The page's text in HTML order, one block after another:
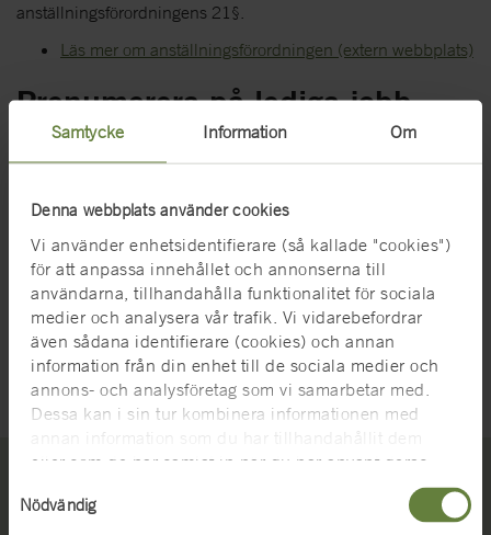
Samtycke Information Om
Denna webbplats använder cookies
Vi använder enhetsidentifierare (så kallade "cookies")
för att anpassa innehållet och annonserna till
användarna, tillhandahålla funktionalitet för sociala
medier och analysera vår trafik. Vi vidarebefordrar
även sådana identifierare (cookies) och annan
information från din enhet till de sociala medier och
annons- och analysföretag som vi samarbetar med.
Dessa kan i sin tur kombinera informationen med
annan information som du har tillhandahållit dem
eller som de har samlat in när du har använt deras
Nödvändig
anställningsförordningens 21§.
Läs mer om anställningsförordningen (extern webbplats)
Prenumerera på lediga jobb
Är du intresserad av att jobba vid SMMTF har du möjlighet att
prenumerera på e-post-utskick av lediga jobb. Tyvärr har
jobbansökningar och CV som kommer via e-post eller i
pappersformat.
Senast uppdaterad 2025-12-10